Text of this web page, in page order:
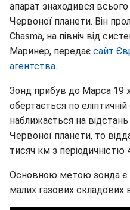
апарат знаходився
Червоної планети. Він
Chasma, на північ від
Маринер, передає сайт
агентства.
Зонд прибув до Марса 19
обертається по еліптичній
наближається на
Червоної планети, то
тисяч км з періодичністю
Основною метою зонда є
малих газових складових